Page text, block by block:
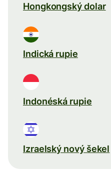
Hongkongský dolar
Indická rupie
Indonéská rupie
Izraelský nový šekel